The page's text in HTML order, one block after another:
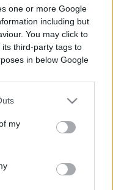
one or more Google
including but
You may click to
third-party tags to
in below Google
my
le origini
4.1k